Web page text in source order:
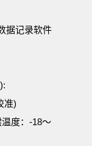
据记录软件
准)
度：-18～